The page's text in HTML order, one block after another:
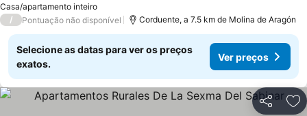
Casa/apartamento inteiro
/ Pontuação não disponível Corduente, a 7.5 km de Molina de Aragón
Selecione as datas para ver os preços
exatos.
Ver preços
Partilhar